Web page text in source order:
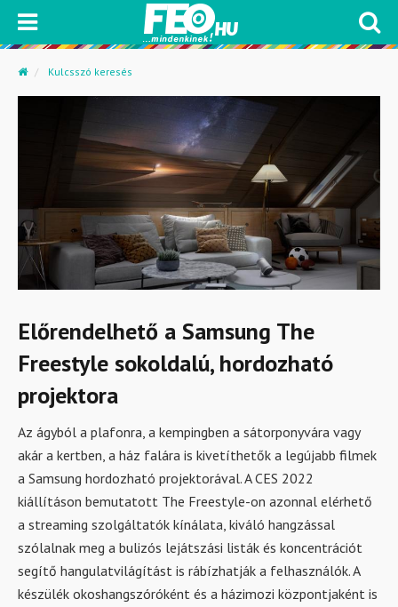
Kulcsszó keresés
Előrendelhető a Samsung The
Freestyle sokoldalú, hordozható
projektora
Az ágyból a plafonra, a kempingben a sátorponyvára vagy
akár a kertben, a ház falára is kivetíthetők a legújabb filmek
a Samsung hordozható projektorával. A CES 2022
kiállításon bemutatott The Freestyle-on azonnal elérhető
a streaming szolgáltatók kínálata, kiváló hangzással
szólalnak meg a bulizós lejátszási listák és koncentrációt
segítő hangulatvilágítást is rábízhatják a felhasználók. A
készülék okoshangszóróként és a házimozi központjaként is